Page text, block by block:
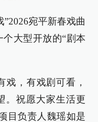
宛平新春戏曲
大型开放的“剧本
戏，有戏剧可看，
。祝愿大家生活更
目负责人魏瑶如是